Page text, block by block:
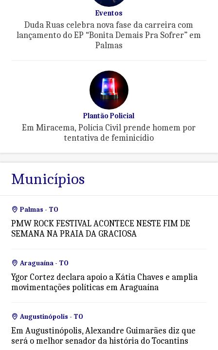
Eventos
Duda Ruas celebra nova fase da carreira com
lançamento do EP “Bonita Demais Pra Sofrer” em
Palmas
Plantão Policial
Em Miracema, Polícia Civil prende homem por
tentativa de feminicídio
Municípios
Palmas - TO
PMW ROCK FESTIVAL ACONTECE NESTE FIM DE
SEMANA NA PRAIA DA GRACIOSA
Araguaína - TO
Ygor Cortez declara apoio a Kátia Chaves e amplia
movimentações políticas em Araguaína
Augustinópolis - TO
Em Augustinópolis, Alexandre Guimarães diz que
será o melhor senador da história do Tocantins